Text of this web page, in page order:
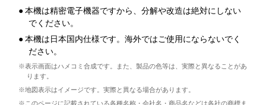
●本機は精密電子機器ですから、分解や改造は絶対にしない
でください。
●本機は日本国内仕様です。海外ではご使用にならないでく
ださい。
※表示画面はハメコミ合成です。また、製品の色等は、実際と異なることがあ
ります。
※地図表示はイメージです。実際と異なる場合があります。
※このページに記載されている各種名称・会社名・商品名などは各社の商標ま